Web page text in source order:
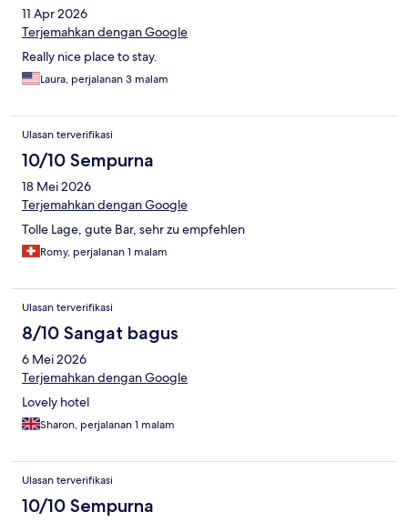
11 Apr 2026
Terjemahkan dengan Google
Really nice place to stay.
Laura, perjalanan 3 malam
Ulasan terverifikasi
10/10 Sempurna
18 Mei 2026
Terjemahkan dengan Google
Tolle Lage, gute Bar, sehr zu empfehlen
Romy, perjalanan 1 malam
Ulasan terverifikasi
8/10 Sangat bagus
6 Mei 2026
Terjemahkan dengan Google
Lovely hotel
Sharon, perjalanan 1 malam
Ulasan terverifikasi
10/10 Sempurna